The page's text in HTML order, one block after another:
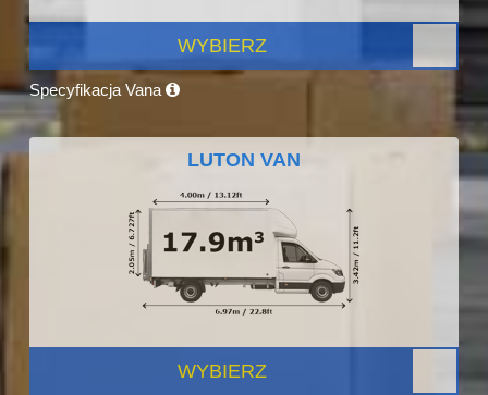
WYBIERZ
Specyfikacja Vana
LUTON VAN
WYBIERZ